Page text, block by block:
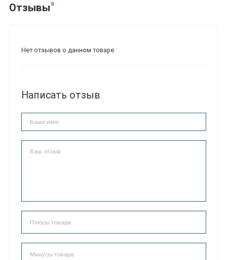
Отзывы 0
Нет отзывов о данном товаре.
Написать отзыв